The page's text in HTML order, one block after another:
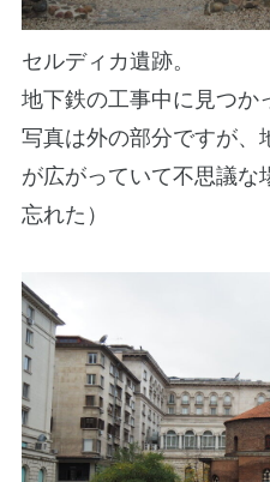
セルディカ遺跡。
地下鉄の工事中に見つか
写真は外の部分ですが、
が広がっていて不思議な
忘れた）